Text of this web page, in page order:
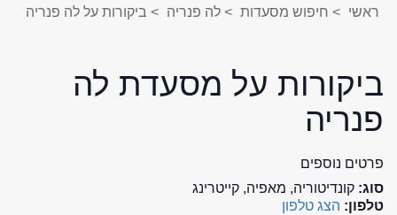
ראשי > חיפוש מסעדות > לה פנריה > ביקורות על לה פנריה
ביקורות על מסעדת לה
פנריה
פרטים נוספים
סוג: קונדיטוריה, מאפיה, קייטרינג
טלפון: הצג טלפון